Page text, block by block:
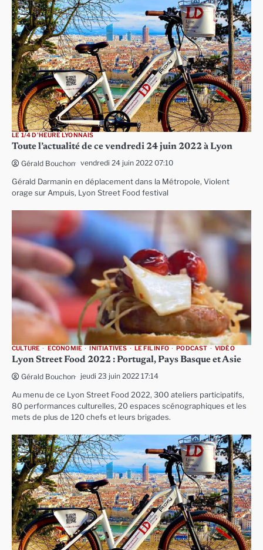
LE 1/4 D'HEURE LYONNAIS
Toute l’actualité de ce vendredi 24 juin 2022 à Lyon
Gérald Bouchon vendredi 24 juin 2022 07:10
Gérald Darmanin en déplacement dans la Métropole, Violent
orage sur Ampuis, Lyon Street Food festival
CULTURE ECONOMIE INITIATIVES LE FIL INFO PODCAST VIDÉO
Lyon Street Food 2022 : Portugal, Pays Basque et Asie
Gérald Bouchon jeudi 23 juin 2022 17:14
Au menu de ce Lyon Street Food 2022, 300 ateliers participatifs,
80 performances culturelles, 20 espaces scénographiques et les
mets de plus de 120 chefs et leurs brigades.